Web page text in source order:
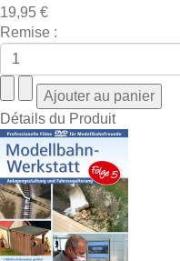
19,95 €
Remise :
Détails du Produit